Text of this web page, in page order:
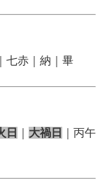
七赤｜納｜畢
日 大禍日
｜丙午